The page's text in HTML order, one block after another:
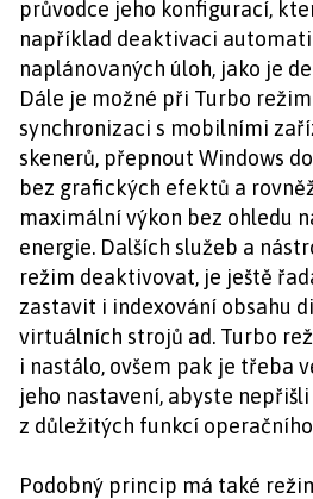
průvodce jeho konfigurací,
například deaktivaci
naplánovaných úloh, jako je
Dále je možné při Turbo
synchronizaci s mobilními
skenerů, přepnout Windows
bez grafických efektů a
maximální výkon bez ohledu
energie. Dalších služeb a
režim deaktivovat, je ještě
zastavit i indexování obsahu
virtuálních strojů ad. Turbo
i nastálo, ovšem pak je třeba
jeho nastavení, abyste
z důležitých funkcí
Podobný princip má také